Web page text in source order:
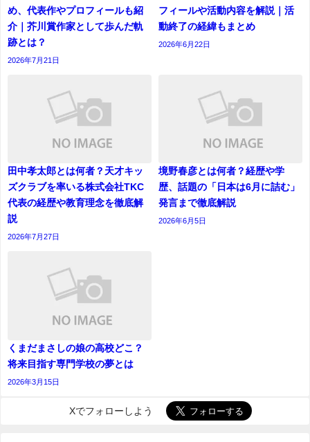
め、代表作やプロフィールも紹
介｜芥川賞作家として歩んだ軌
跡とは？
2026年7月21日
フィールや活動内容を解説｜活
動終了の経緯もまとめ
2026年6月22日
田中孝太郎とは何者？天才キッ
ズクラブを率いる株式会社TKC
代表の経歴や教育理念を徹底解
説
2026年7月27日
境野春彦とは何者？経歴や学
歴、話題の「日本は6月に詰む」
発言まで徹底解説
2026年6月5日
くまだまさしの娘の高校どこ？
将来目指す専門学校の夢とは
2026年3月15日
Xでフォローしよう